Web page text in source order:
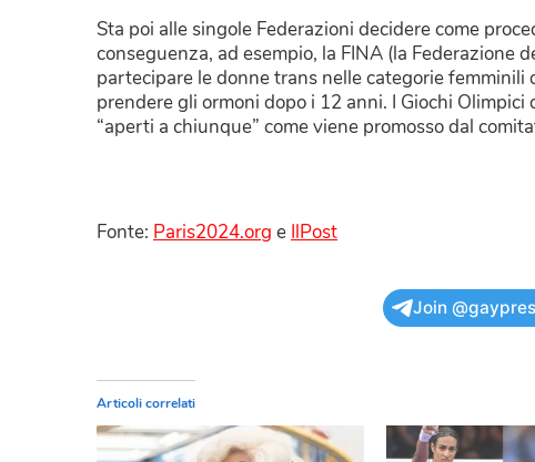
Sta poi alle singole Federazioni decidere come
conseguenza, ad esempio, la FINA (la Federazione
partecipare le donne trans nelle categorie
prendere gli ormoni dopo i 12 anni. I Giochi
“aperti a chiunque” come viene promosso dal
Fonte: Paris2024.org e IlPost
Join
Articoli correlati